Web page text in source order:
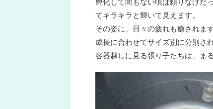
てキラキラと輝いて見えます。
その姿に、日々の疲れも癒されます
成長に合わせてサイズ別に分別さ
容器越しに見る張り子たちは、ま